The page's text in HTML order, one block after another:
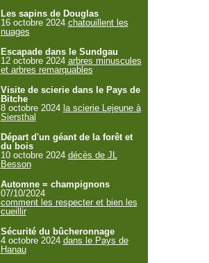
Les sapins de Douglas
16 octobre 2024 chatouillent les
nuages
Escapade dans le Sundgau
12 octobre 2024 arbres minuscules
et arbres remarquables
Visite de scierie dans le Pays de
Bitche
8 octobre 2024 la scierie Lejeune à
Siersthal
Départ d'un géant de la forêt et
du bois
10 octobre 2024 décès de JL
Besson
Automne = champignons
07/10/2024
comment les respecter et bien les
cueillir
Sécurité du bûcheronnage
4 octobre 2024 dans le Pays de
Hanau